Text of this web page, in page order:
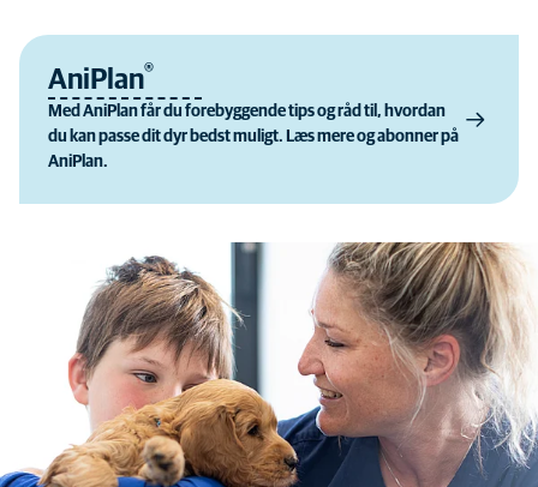
AniPlan®
Med AniPlan får du forebyggende tips og råd til, hvordan
du kan passe dit dyr bedst muligt. Læs mere og abonner på
AniPlan.